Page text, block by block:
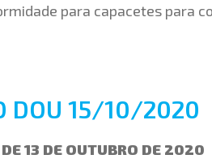
para capacetes para
DOU 15/10/2020
13 DE OUTUBRO DE 2020